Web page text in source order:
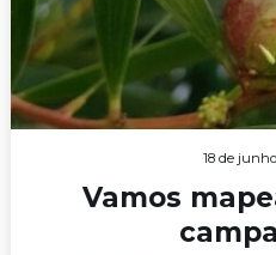
18 de
Vamos